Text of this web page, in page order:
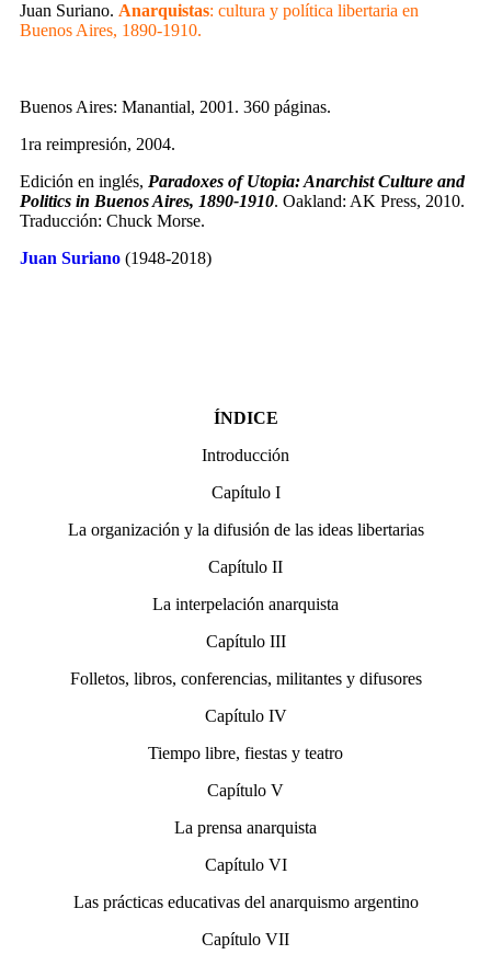
Juan Suriano. Anarquistas: cultura y política libertaria en
Buenos Aires, 1890-1910.
Buenos Aires: Manantial, 2001. 360 páginas.
1ra reimpresión, 2004.
Edición en inglés, Paradoxes of Utopia: Anarchist Culture and
Politics in Buenos Aires, 1890-1910. Oakland: AK Press, 2010.
Traducción: Chuck Morse.
Juan Suriano (1948-2018)
ÍNDICE
Introducción
Capítulo I
La organización y la difusión de las ideas libertarias
Capítulo II
La interpelación anarquista
Capítulo III
Folletos, libros, conferencias, militantes y difusores
Capítulo IV
Tiempo libre, fiestas y teatro
Capítulo V
La prensa anarquista
Capítulo VI
Las prácticas educativas del anarquismo argentino
Capítulo VII